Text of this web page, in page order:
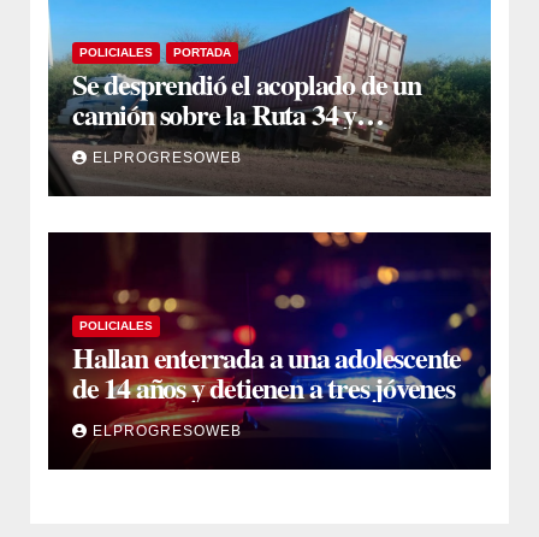
POLICIALES PORTADA
Se desprendió el acoplado de un
camión sobre la Ruta 34 y
camioneros se unieron para
retirarlo
ELPROGRESOWEB
POLICIALES
Hallan enterrada a una adolescente
de 14 años y detienen a tres jóvenes
ELPROGRESOWEB